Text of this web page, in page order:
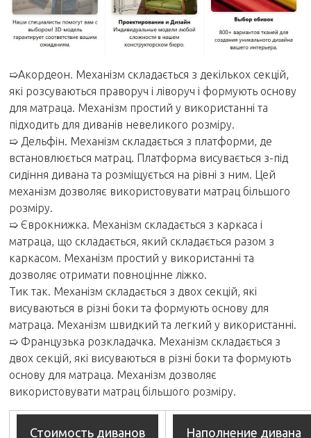
➯Акордеон. Механізм складається з декількох секцій,
які розсуваються праворуч і ліворуч і формують основу
для матраца. Механізм простий у використанні та
підходить для диванів невеликого розміру.
➯ Дельфін. Механізм складається з платформи, де
встановлюється матрац. Платформа висувається з-під
сидіння дивана та розміщується на рівні з ним. Цей
механізм дозволяє використовувати матрац більшого
розміру.
➯ Єврокнижка. Механізм складається з каркаса і
матраца, що складається, який складається разом з
каркасом. Механізм простий у використанні та
дозволяє отримати повноцінне ліжко.
Тик так. Механізм складається з двох секцій, які
висуваються в різні боки та формують основу для
матраца. Механізм швидкий та легкий у використанні.
➯ Французька розкладачка. Механізм складається з
двох секцій, які висуваються в різні боки та формують
основу для матраца. Механізм дозволяє
використовувати матрац більшого розміру.